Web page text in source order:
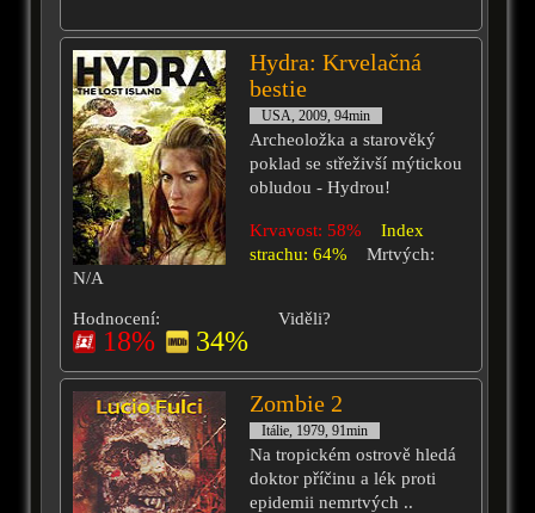
Hydra: Krvelačná
bestie
USA, 2009, 94min
Archeoložka a starověký
poklad se střeživší mýtickou
obludou - Hydrou!
Krvavost: 58%
Index
strachu: 64%
Mrtvých:
N/A
Hodnocení:
18% 34%
Viděli?
Zombie 2
Itálie, 1979, 91min
Na tropickém ostrově hledá
doktor příčinu a lék proti
epidemii nemrtvých ..